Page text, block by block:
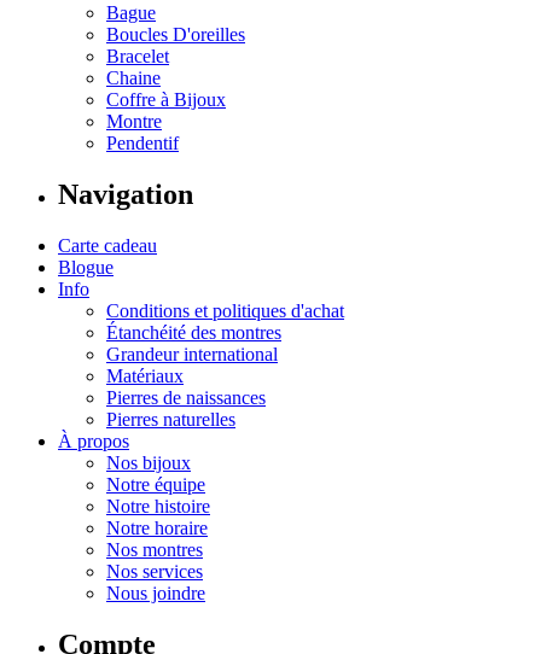
Bague
Boucles D'oreilles
Bracelet
Chaine
Coffre à Bijoux
Montre
Pendentif
Navigation
Carte cadeau
Blogue
Info
Conditions et politiques d'achat
Étanchéité des montres
Grandeur international
Matériaux
Pierres de naissances
Pierres naturelles
À propos
Nos bijoux
Notre équipe
Notre histoire
Notre horaire
Nos montres
Nos services
Nous joindre
Compte